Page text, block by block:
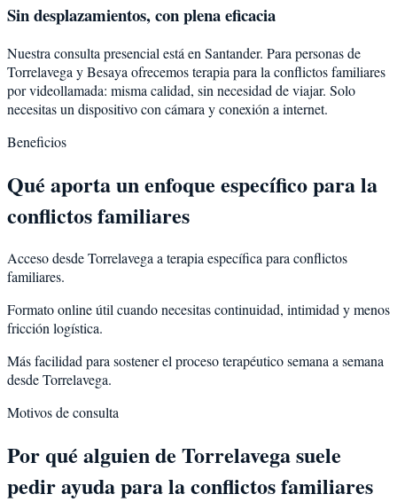
Sin desplazamientos, con plena eficacia
Nuestra consulta presencial está en Santander. Para personas de
Torrelavega yBesaya ofrecemos terapia para la conflictos familiares
por videollamada: misma calidad, sin necesidad de viajar. Solo
necesitas un dispositivo con cámara y conexión a internet.
Beneficios
Qué aporta un enfoque específico para la
conflictos familiares
Acceso desde Torrelavega a terapia específica para conflictos
familiares.
Formato online útil cuando necesitas continuidad, intimidad y menos
fricción logística.
Más facilidad para sostener el proceso terapéutico semana a semana
desde Torrelavega.
Motivos de consulta
Por qué alguien de Torrelavegasuele
pedir ayuda para laconflictos familiares